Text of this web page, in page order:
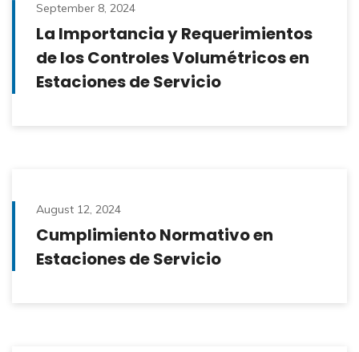
September 8, 2024
La Importancia y Requerimientos
de los Controles Volumétricos en
Estaciones de Servicio
August 12, 2024
Cumplimiento Normativo en
Estaciones de Servicio